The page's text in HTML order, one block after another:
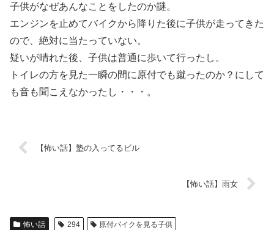
子供がなぜあんなことをしたのか謎。
エンジンを止めてバイクから降りた後に子供が走ってきた
ので、絶対に当たっていない。
疑いが晴れた後、子供は普通に歩いて行ったし。
トイレの方を見た一瞬の間に原付でも蹴ったのか？にして
も音も聞こえなかったし・・・。
【怖い話】塾の入ってるビル
【怖い話】雨女
怖い話 294 原付バイクを見る子供